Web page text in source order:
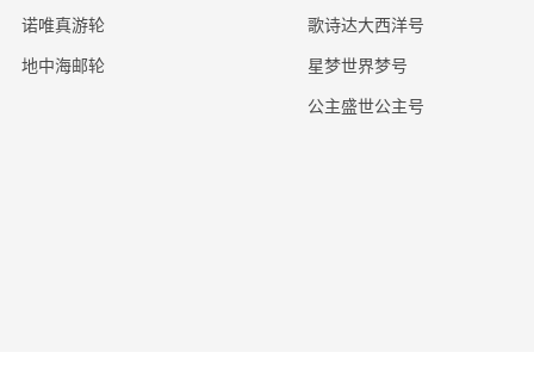
诺唯真游轮
地中海邮轮
歌诗达大西洋号
星梦世界梦号
公主盛世公主号